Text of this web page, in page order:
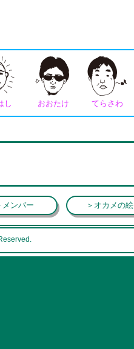
し おおたけ てらさわ
メンバー ＞オカメの絵